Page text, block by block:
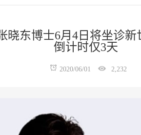
晓东博士6月4日将坐诊新
倒计时仅3天
2020/06/01 2,232